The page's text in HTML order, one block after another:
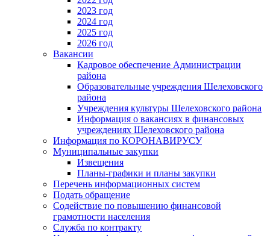
2023 год
2024 год
2025 год
2026 год
Вакансии
Кадровое обеспечение Администрации
района
Образовательные учреждения Шелеховского
района
Учреждения культуры Шелеховского района
Информация о вакансиях в финансовых
учреждениях Шелеховского района
Информация по КОРОНАВИРУСУ
Муниципальные закупки
Извещения
Планы-графики и планы закупки
Перечень информационных систем
Подать обращение
Содействие по повышению финансовой
грамотности населения
Служба по контракту